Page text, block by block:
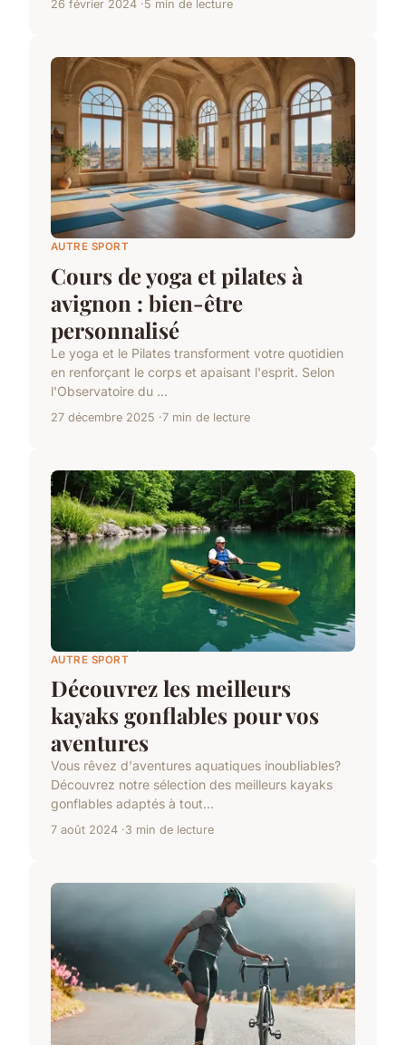
26 février 2024 5 min de lecture
AUTRE SPORT
Cours de yoga et pilates à
avignon : bien-être
personnalisé
Le yoga et le Pilates transforment votre quotidien
en renforçant le corps et apaisant l'esprit. Selon
l'Observatoire du ...
27 décembre 2025 7 min de lecture
AUTRE SPORT
Découvrez les meilleurs
kayaks gonflables pour vos
aventures
Vous rêvez d'aventures aquatiques inoubliables?
Découvrez notre sélection des meilleurs kayaks
gonflables adaptés à tout...
7 août 2024 3 min de lecture